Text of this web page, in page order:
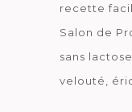
recette
Salon de
sans lactose
velouté